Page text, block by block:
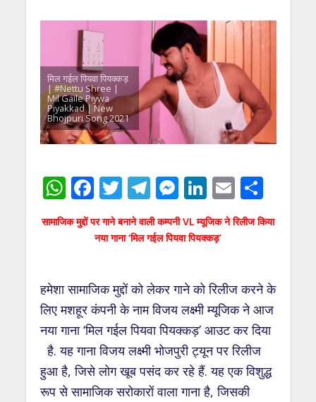
मिल गईल पियवा पियक्कड़
| #Nettu Shree |
Mil Gaile Piywa
Piyakkad | New
Bhojpuri Song 2021
W
h
at
A
p
p
F
ac
e
o
o
k
T
w
itt
T
el
e
a
m
M
e
ss
n
g
er
Li
n
k
dI
n
E
m
ai
S
h
ar
सामाजिक मुद्दों पर गाने बनाने वाली कम्पनी VL म्यूजिक ने रिलीज किया
नया गाना ‘मिल गईल पियवा पियक्कड़’
हमेशा सामाजिक मुद्दों को लेकर गाने को रिलीज करने के
लिए मशहूर कंपनी के नाम विजय लक्ष्मी म्यूजिक ने आज
नया गाना ‘मिल गईल पियवा पियक्कड़’ आउट कर दिया
है. यह गाना विजय लक्ष्मी भोजपुरी ट्यून पर रिलीज
हुआ है, जिसे लोग खूब पसंद कर रहे हैं. यह एक विशुद्ध
रूप से सामाजिक सरोकारों वाला गाना है, जिसकी